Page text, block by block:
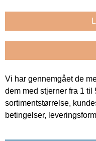
Vi har gennemgået de
dem med stjerner fra 1 til
sortimentstørrelse,
betingelser,